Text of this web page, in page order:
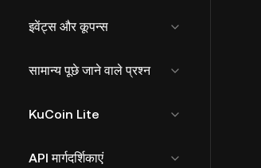
इवेंट्स और कूपन्स
सामान्य पूछे जाने वाले प्रश्न
KuCoin Lite
API मार्गदर्शिकाएं